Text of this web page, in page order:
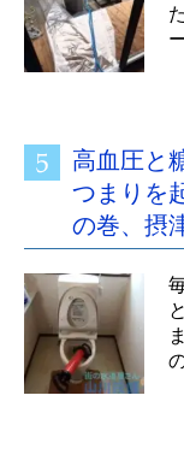
高血圧と
つまりを
の巻、摂